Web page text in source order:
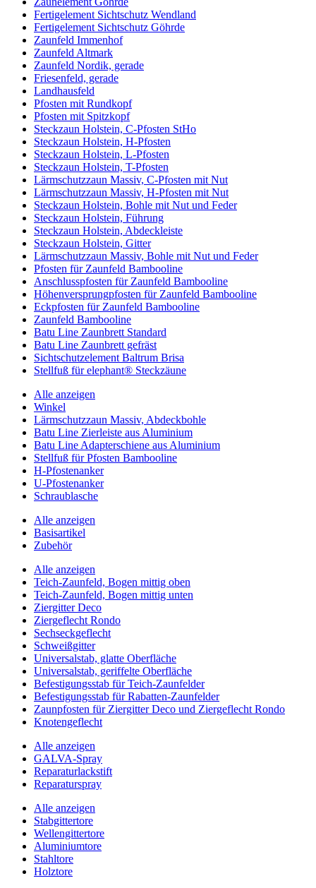
Fertigelement Sichtschutz Wendland
Fertigelement Sichtschutz Göhrde
Zaunfeld Immenhof
Zaunfeld Altmark
Zaunfeld Nordik, gerade
Friesenfeld, gerade
Landhausfeld
Pfosten mit Rundkopf
Pfosten mit Spitzkopf
Steckzaun Holstein, C-Pfosten StHo
Steckzaun Holstein, H-Pfosten
Steckzaun Holstein, L-Pfosten
Steckzaun Holstein, T-Pfosten
Lärmschutzzaun Massiv, C-Pfosten mit Nut
Lärmschutzzaun Massiv, H-Pfosten mit Nut
Steckzaun Holstein, Bohle mit Nut und Feder
Steckzaun Holstein, Führung
Steckzaun Holstein, Abdeckleiste
Steckzaun Holstein, Gitter
Lärmschutzzaun Massiv, Bohle mit Nut und Feder
Pfosten für Zaunfeld Bambooline
Anschlusspfosten für Zaunfeld Bambooline
Höhenversprungpfosten für Zaunfeld Bambooline
Eckpfosten für Zaunfeld Bambooline
Zaunfeld Bambooline
Batu Line Zaunbrett Standard
Batu Line Zaunbrett gefräst
Sichtschutzelement Baltrum Brisa
Stellfuß für elephant® Steckzäune
Alle anzeigen
Winkel
Lärmschutzzaun Massiv, Abdeckbohle
Batu Line Zierleiste aus Aluminium
Batu Line Adapterschiene aus Aluminium
Stellfuß für Pfosten Bambooline
H-Pfostenanker
U-Pfostenanker
Schraublasche
Alle anzeigen
Basisartikel
Zubehör
Alle anzeigen
Teich-Zaunfeld, Bogen mittig oben
Teich-Zaunfeld, Bogen mittig unten
Ziergitter Deco
Ziergeflecht Rondo
Sechseckgeflecht
Schweißgitter
Universalstab, glatte Oberfläche
Universalstab, geriffelte Oberfläche
Befestigungsstab für Teich-Zaunfelder
Befestigungsstab für Rabatten-Zaunfelder
Zaunpfosten für Ziergitter Deco und Ziergeflecht Rondo
Knotengeflecht
Alle anzeigen
GALVA-Spray
Reparaturlackstift
Reparaturspray
Alle anzeigen
Stabgittertore
Wellengittertore
Aluminiumtore
Stahltore
Holztore